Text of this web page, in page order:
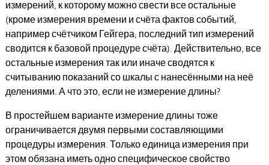
измерений, к которому можно свести все остальные
(кроме измерения времени и счёта фактов событий,
например счётчиком Гейгера; последний тип измерений
сводится к базовой процедуре счёта). Действительно, все
остальные измерения так или иначе сводятся к
считыванию показаний со шкалы с нанесёнными на неё
делениями. А что это, если не измерение длины?
В простейшем варианте измерение длины тоже
ограничивается двумя первыми составляющими
процедуры измерения. Только единица измерения при
этом обязана иметь одно специфическое свойство